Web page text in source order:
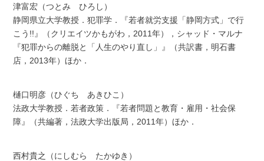
津富宏（つとみ ひろし）
静岡県立大学教授．犯罪学．『若者就労支援「静岡方式」で行
こう!!』（クリエイツかもがわ，2011年），シャッド・マルナ
『犯罪からの離脱と「人生のやり直し」』（共訳書，明石書
店，2013年）ほか．
樋口明彦（ひぐち あきひこ）
法政大学教授．若者政策．『若者問題と教育・雇用・社会保
障』（共編著，法政大学出版局，2011年）ほか．
西村貴之（にしむら たかゆき）